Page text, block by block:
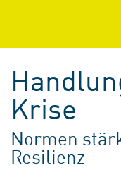
Krise
Normen
Resilienz